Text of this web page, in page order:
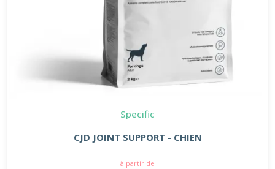
Specific
CJD JOINT SUPPORT - CHIEN
à partir de